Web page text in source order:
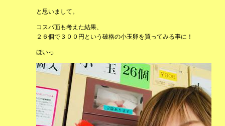
と思いまして。
コスパ面も考えた結果、
２６個で３００円という破格の小玉卵を買ってみる事に！
ほいっ